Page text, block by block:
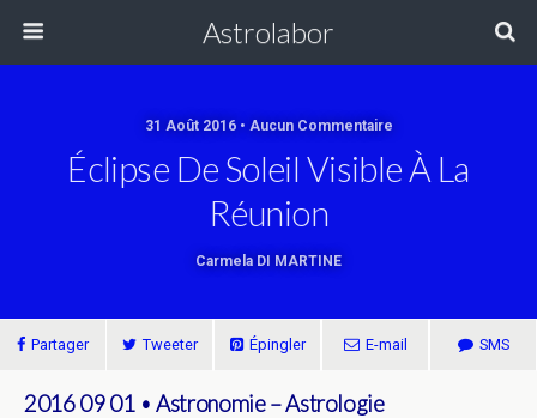
Astrolabor
31 Août 2016 • Aucun Commentaire
Éclipse De Soleil Visible À La
Réunion
Carmela DI MARTINE
Partager Tweeter Épingler E-mail SMS
2016 09 01 • Astronomie – Astrologie